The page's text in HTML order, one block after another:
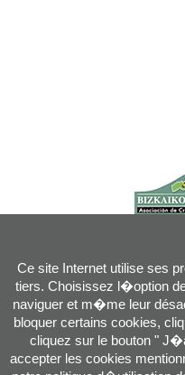
Ce site Internet utilise ses
tiers. Choisissez l�option
naviguer et m�me leur
bloquer certains cookies,
cliquez sur le bouton "
accepter les cookies